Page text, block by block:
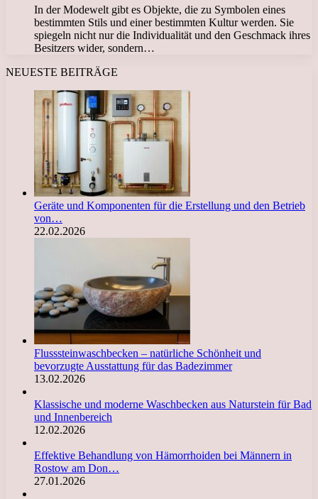
In der Modewelt gibt es Objekte, die zu Symbolen eines
bestimmten Stils und einer bestimmten Kultur werden. Sie
spiegeln nicht nur die Individualität und den Geschmack ihres
Besitzers wider, sondern…
NEUESTE BEITRÄGE
Geräte und Komponenten für die Erstellung und den Betrieb
von…
22.02.2026
Flusssteinwaschbecken – natürliche Schönheit und
bevorzugte Ausstattung für das Badezimmer
13.02.2026
Klassische und moderne Waschbecken aus Naturstein für Bad
und Innenbereich
12.02.2026
Effektive Behandlung von Hämorrhoiden bei Männern in
Rostow am Don…
27.01.2026